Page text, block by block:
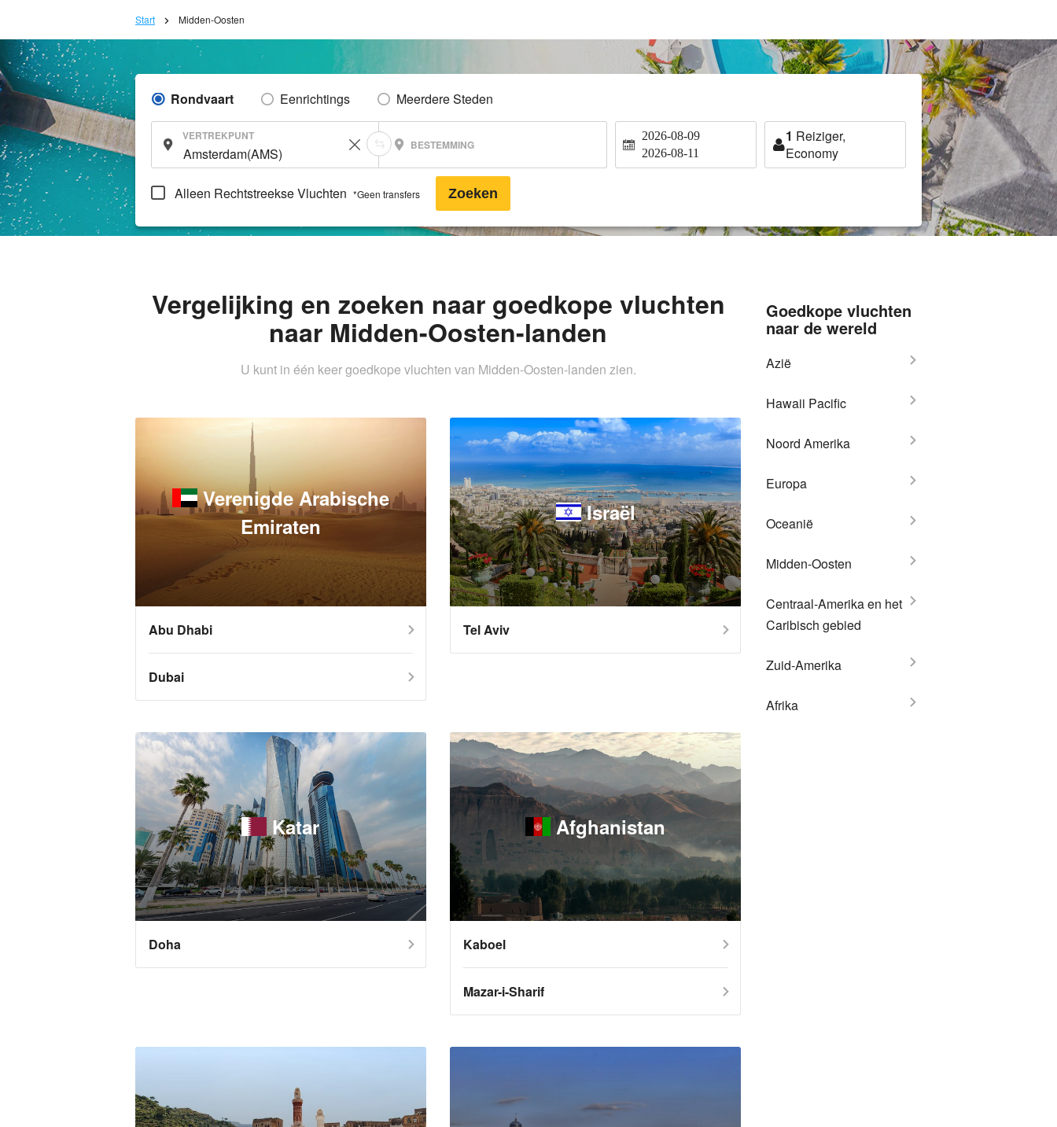
Start Midden-Oosten
Rondvaart Eenrichtings Meerdere Steden
VERTREKPUNT
BESTEMMING
2026-08-09
2026-08-11
1 Reiziger,
Economy
Alleen Rechtstreekse Vluchten *Geen transfers Zoeken
Vergelijking en zoeken naar goedkope vluchten
naar Midden-Oosten-landen
U kunt in één keer goedkope vluchten van Midden-Oosten-landen zien.
Verenigde Arabische
Emiraten
Abu Dhabi
Dubai
Israël
Tel Aviv
Katar
Doha
Afghanistan
Kaboel
Mazar-i-Sharif
Goedkope vluchten
naar de wereld
Azië
Hawaii Pacific
Noord Amerika
Europa
Oceanië
Midden-Oosten
Centraal-Amerika en het
Caribisch gebied
Zuid-Amerika
Afrika